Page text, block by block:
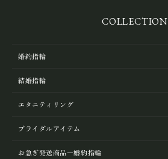
COLLECTION
婚約指輪
結婚指輪
エタニティリング
ブライダルアイテム
お急ぎ発送商品―婚約指輪